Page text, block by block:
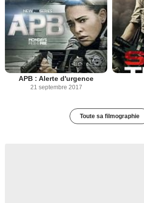
APB : Alerte d'urgence
21 septembre 2017
Toute sa filmographie